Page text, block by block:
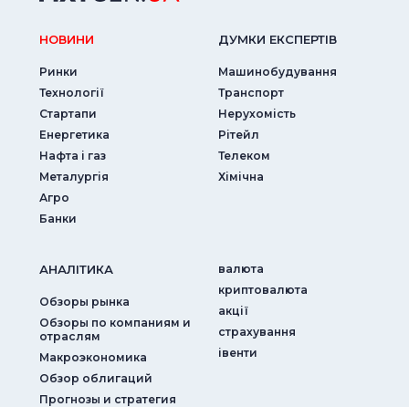
НОВИНИ
Ринки
Технології
Стартапи
Енергетика
Нафта і газ
Металургія
Агро
Банки
ДУМКИ ЕКСПЕРТIВ
Машинобудування
Транспорт
Нерухомість
Рітейл
Телеком
Хімічна
АНАЛIТИКА
Обзоры рынка
Обзоры по компаниям и
отраслям
Макроэкономика
Обзор облигаций
Прогнозы и стратегия
валюта
криптовалюта
акції
страхування
iвенти